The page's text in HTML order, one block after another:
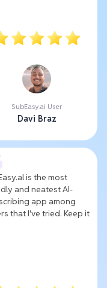
SubEasy.ai User
Davi Braz
is the most
and neatest AI-
app among
that I've tried. Keep it